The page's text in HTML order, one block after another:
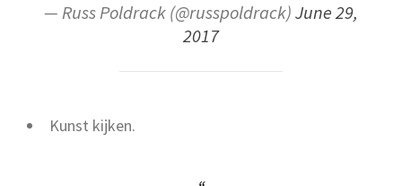
— Russ Poldrack (@russpoldrack)June 29,
2017
Kunst kijken.